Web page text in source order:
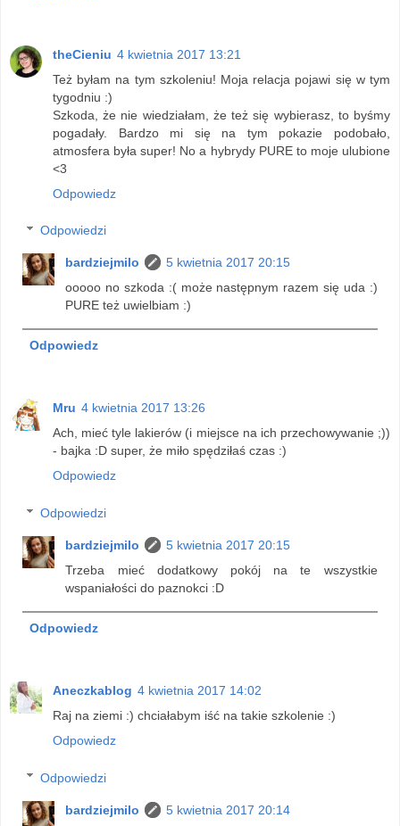
theCieniu 4 kwietnia 2017 13:21
Też byłam na tym szkoleniu! Moja relacja pojawi się w tym
tygodniu :)
Szkoda, że nie wiedziałam, że też się wybierasz, to byśmy
pogadały. Bardzo mi się na tym pokazie podobało,
atmosfera była super! No a hybrydy PURE to moje ulubione
<3
Odpowiedz
Odpowiedzi
bardziejmilo
5 kwietnia 2017 20:15
ooooo no szkoda :( może następnym razem się uda :)
PURE też uwielbiam :)
Odpowiedz
Mru 4 kwietnia 2017 13:26
Ach, mieć tyle lakierów (i miejsce na ich przechowywanie ;))
- bajka :D super, że miło spędziłaś czas :)
Odpowiedz
Odpowiedzi
bardziejmilo
5 kwietnia 2017 20:15
Trzeba mieć dodatkowy pokój na te wszystkie
wspaniałości do paznokci :D
Odpowiedz
Aneczkablog 4 kwietnia 2017 14:02
Raj na ziemi :) chciałabym iść na takie szkolenie :)
Odpowiedz
Odpowiedzi
bardziejmilo
5 kwietnia 2017 20:14